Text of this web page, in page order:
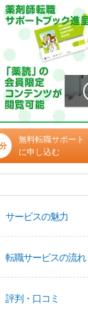
働き方
正社員
無料転職サポート
に申し込む
サービスの魅力
転職サービスの流れ
評判・口コミ